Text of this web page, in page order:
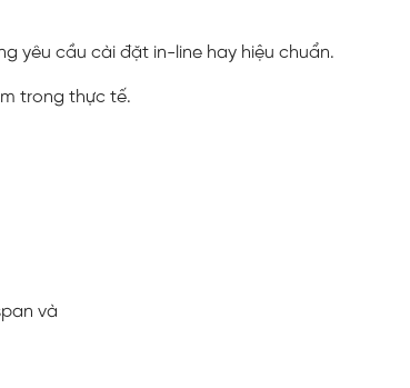
yêu cầu cài đặt in-line hay hiệu chuẩn.
trong thực tế.
và